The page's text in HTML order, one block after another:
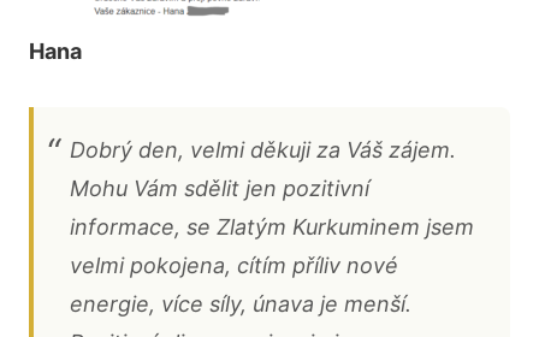
Hana
Dobrý den, velmi děkuji za Váš zájem.
Mohu Vám sdělit jen pozitivní
informace, se Zlatým Kurkuminem jsem
velmi pokojena, cítím příliv nové
energie, více síly, únava je menší.